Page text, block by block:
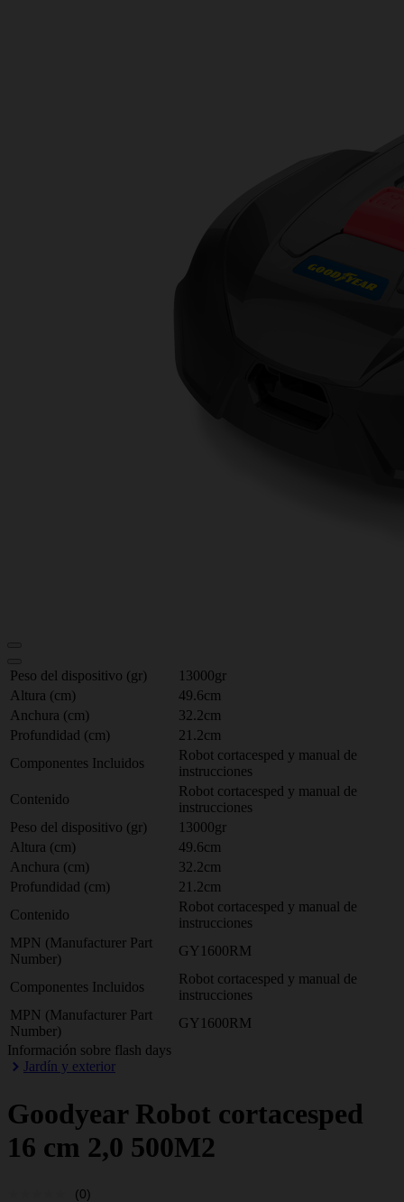
Peso del dispositivo (gr)
13000gr
Altura (cm)
49.6cm
Anchura (cm)
32.2cm
Profundidad (cm)
21.2cm
Componentes Incluidos
Robot cortacesped y manual de
instrucciones
Contenido
Robot cortacesped y manual de
instrucciones
Peso del dispositivo (gr)
13000gr
Altura (cm)
49.6cm
Anchura (cm)
32.2cm
Profundidad (cm)
21.2cm
Contenido
Robot cortacesped y manual de
instrucciones
MPN (Manufacturer Part
Number)
GY1600RM
Componentes Incluidos
Robot cortacesped y manual de
instrucciones
MPN (Manufacturer Part
Number)
GY1600RM
Información sobre flash days
Jardín y exterior
Goodyear Robot cortacesped
16 cm 2,0 500M2
(0)